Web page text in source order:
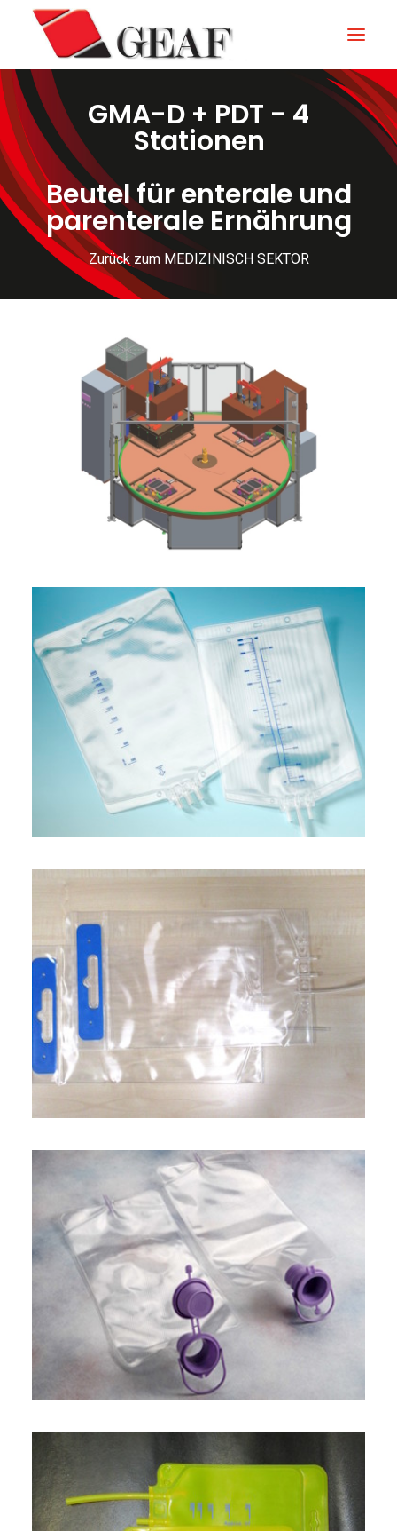
GEAF
UNTERNEHMEN
KNOW-HOW
UNSERE SEKTOREN
KONTAKTIEREN
NEUIGKEITEN UND VERANSTALTUNGEN
ITALIANO
ENGLISH
DEUTSCH
GMA-D + PDT - 4
Stationen
Beutel für enterale und
parenterale Ernährung
Zurück zum MEDIZINISCH SEKTOR